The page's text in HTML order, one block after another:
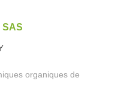
SAS
organiques de